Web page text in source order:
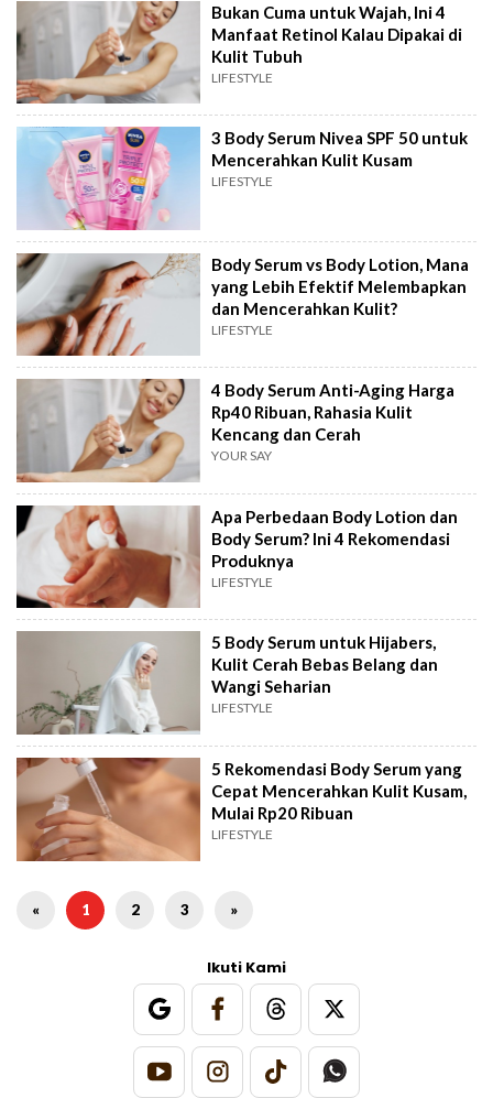
Bukan Cuma untuk Wajah, Ini 4
Manfaat Retinol Kalau Dipakai di
Kulit Tubuh
LIFESTYLE
3 Body Serum Nivea SPF 50 untuk
Mencerahkan Kulit Kusam
LIFESTYLE
Body Serum vs Body Lotion, Mana
yang Lebih Efektif Melembapkan
dan Mencerahkan Kulit?
LIFESTYLE
4 Body Serum Anti-Aging Harga
Rp40 Ribuan, Rahasia Kulit
Kencang dan Cerah
YOUR SAY
Apa Perbedaan Body Lotion dan
Body Serum? Ini 4 Rekomendasi
Produknya
LIFESTYLE
5 Body Serum untuk Hijabers,
Kulit Cerah Bebas Belang dan
Wangi Seharian
LIFESTYLE
5 Rekomendasi Body Serum yang
Cepat Mencerahkan Kulit Kusam,
Mulai Rp20 Ribuan
LIFESTYLE
« 1 2 3 »
Ikuti Kami